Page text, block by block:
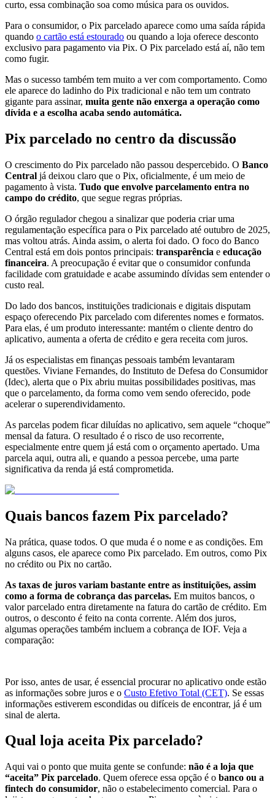
curto, essa combinação soa como música para os ouvidos.
Para o consumidor, o Pix parcelado aparece como uma saída rápida
quando o cartão está estourado ou quando a loja oferece desconto
exclusivo para pagamento via Pix. O Pix parcelado está aí, não tem
como fugir.
Mas o sucesso também tem muito a ver com comportamento. Como
ele aparece do ladinho do Pix tradicional e não tem um contrato
gigante para assinar, muita gente não enxerga a operação como
dívida e a escolha acaba sendo automática.
Pix parcelado no centro da discussão
O crescimento do Pix parcelado não passou despercebido. O Banco
Central já deixou claro que o Pix, oficialmente, é um meio de
pagamento à vista. Tudo que envolve parcelamento entra no
campo do crédito, que segue regras próprias.
O órgão regulador chegou a sinalizar que poderia criar uma
regulamentação específica para o Pix parcelado até outubro de 2025,
mas voltou atrás. Ainda assim, o alerta foi dado. O foco do Banco
Central está em dois pontos principais: transparência e educação
financeira. A preocupação é evitar que o consumidor confunda
facilidade com gratuidade e acabe assumindo dívidas sem entender o
custo real.
Do lado dos bancos, instituições tradicionais e digitais disputam
espaço oferecendo Pix parcelado com diferentes nomes e formatos.
Para elas, é um produto interessante: mantém o cliente dentro do
aplicativo, aumenta a oferta de crédito e gera receita com juros.
Já os especialistas em finanças pessoais também levantaram
questões. Viviane Fernandes, do Instituto de Defesa do Consumidor
(Idec), alerta que o Pix abriu muitas possibilidades positivas, mas
que o parcelamento, da forma como vem sendo oferecido, pode
acelerar o superendividamento.
As parcelas podem ficar diluídas no aplicativo, sem aquele “choque”
mensal da fatura. O resultado é o risco de uso recorrente,
especialmente entre quem já está com o orçamento apertado. Uma
parcela aqui, outra ali, e quando a pessoa percebe, uma parte
significativa da renda já está comprometida.
Quais bancos fazem Pix parcelado?
Na prática, quase todos. O que muda é o nome e as condições. Em
alguns casos, ele aparece como Pix parcelado. Em outros, como Pix
no crédito ou Pix no cartão.
As taxas de juros variam bastante entre as instituições, assim
como a forma de cobrança das parcelas. Em muitos bancos, o
valor parcelado entra diretamente na fatura do cartão de crédito. Em
outros, o desconto é feito na conta corrente. Além dos juros,
algumas operações também incluem a cobrança de IOF. Veja a
comparação:
Por isso, antes de usar, é essencial procurar no aplicativo onde estão
as informações sobre juros e o Custo Efetivo Total (CET). Se essas
informações estiverem escondidas ou difíceis de encontrar, já é um
sinal de alerta.
Qual loja aceita Pix parcelado?
Aqui vai o ponto que muita gente se confunde: não é a loja que
“aceita” Pix parcelado. Quem oferece essa opção é o banco ou a
fintech do consumidor, não o estabelecimento comercial. Para o